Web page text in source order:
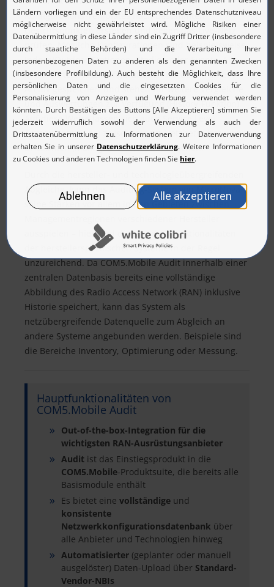
Konfigurations-Templates nach bestimmten
Gesichtspunkten erstellen und gegen das Live-Netz
prüfen. Mögliche Konfigurationen sind beispielsweise
Indoor/Outdoor-Stationen, Stadion oder Events. Alle
importierten Netzkonfigurationen werden in einem
Archiv gespeichert und stehen für weitere Vergleiche
und Auswertungen zur Verfügung (History-Funktion).
Auf diese Weise lassen sich auch Service Level
Agreements (SLAs) zwischen dem Netzbetreiber und
Drittfirmen (Managed Service) überwachen.
Abgleiche, kann das Auditing-System von MicroNova
seine Stärken vor allem in den Gebieten zwischen
ausspielen – hier sind die Standardfunktionalitäten
der herstellerspezifischen Systeme in der Regel
unzureichend. Da COM5.Mobile Audit innerhalb einer
zentralen Datenbasis bereits eine vollständige
Abbildung des Radio Access Network (RAN) inklusive
Historie speichert, kann das System als
netzübergreifende Datenquelle zum Abgleich an
andere Systeme angebunden werden. Beispiele sind
die Bereiche Inventory, Optimierung oder Messung.
Hauptfunktionalitäten von
COM5.Mobile Audit
Out-of-the-box-Integration für die
wichtigsten RAN-Ausrüstungsanbieter
Audit ist das Einstiegsprodukt in die
COM5.Mobile-Produktsuite, die bereits alle
Basismodule enthält
Es bietet eine vollständige und
konsistente
Netzwerkkonfigurationsdatenbank über
alle Anbieter und Technologien hinweg
Automatisierter (geplanter oder manuell
ausgelöster) Daten-Upload über Standard-
Vendor-NBIs